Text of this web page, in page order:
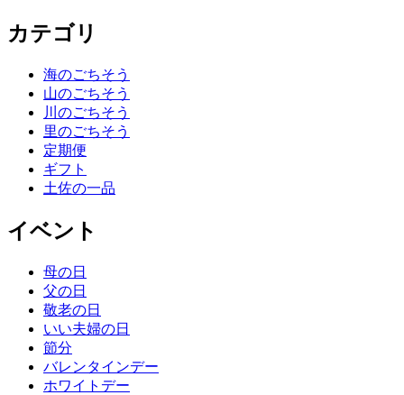
カテゴリ
海のごちそう
山のごちそう
川のごちそう
里のごちそう
定期便
ギフト
土佐の一品
イベント
母の日
父の日
敬老の日
いい夫婦の日
節分
バレンタインデー
ホワイトデー